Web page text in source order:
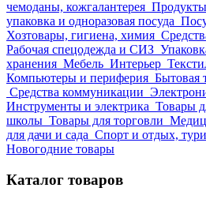
чемоданы, кожгалантерея
упаковка и одноразовая посуда
Хозтовары, гигиена, химия
Рабочая спецодежда и СИЗ
хранения Мебель Интерьер
Компьютеры и периферия Бытовая
Средства коммуникации
Инструменты и электрика Товары
школы Товары для торговли
для дачи и сада Спорт и отдых,
Новогодние товары
Каталог товаров